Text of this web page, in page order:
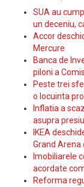
SUA au
un deceniu,
Accor
Mercure
Banca de
piloni a
Peste trei
o locuinta
Inflatia a
asupra
IKEA
Grand Arena
Imobiliarele
acordate
Reforma